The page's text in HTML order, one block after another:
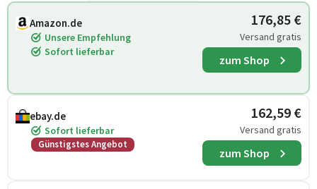
Amazon.de
Unsere Empfehlung
Sofort lieferbar
176,85 €
Versand gratis
zum Shop
ebay.de
Sofort lieferbar
Günstigstes Angebot
162,59 €
Versand gratis
zum Shop